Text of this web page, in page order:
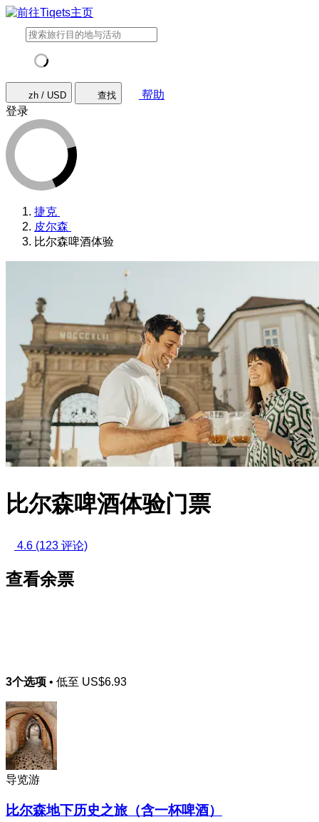
zh / USD 查找
帮助
登录
捷克
皮尔森
比尔森啤酒体验
比尔森啤酒体验门票
4.6 (123 评论)
查看余票
3个选项 • 低至 US$6.93
导览游
比尔森地下历史之旅（含一杯啤酒）